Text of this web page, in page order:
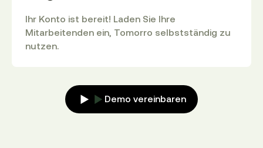
Ihr Konto ist bereit! Laden Sie Ihre
Mitarbeitenden ein, Tomorro selbstständig zu
nutzen.
Demo vereinbaren